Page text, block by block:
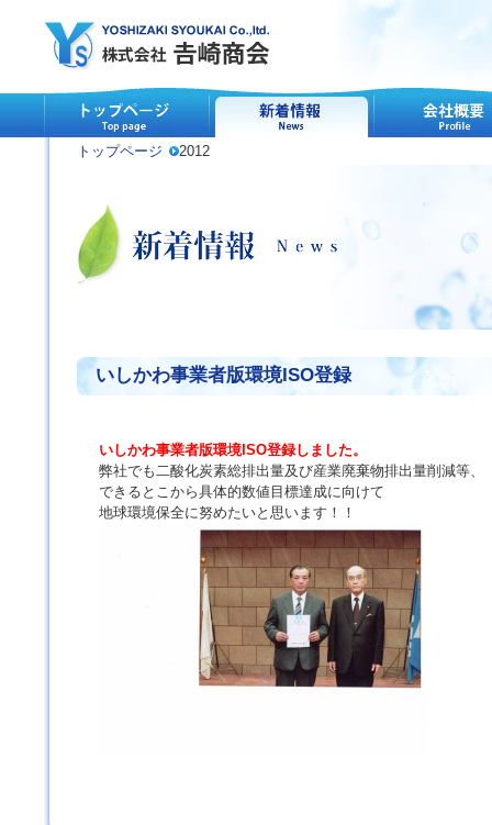
トップページ 2012
いしかわ事業者版環境ISO登録
いしかわ事業者版環境ISO登録しました。
弊社でも二酸化炭素総排出量及び産業廃棄物排出量削減等、
できるとこから具体的数値目標達成に向けて
地球環境保全に努めたいと思います！！